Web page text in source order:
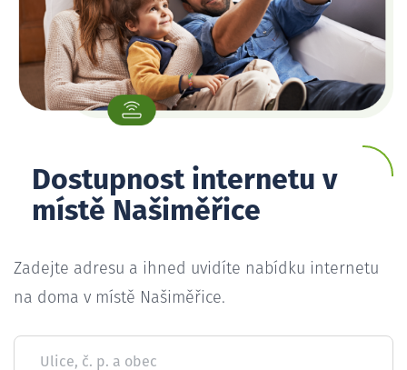
Dostupnost internetu v
místě Našiměřice
Zadejte adresu a ihned uvidíte nabídku internetu
na doma v místě Našiměřice.
Ulice, č. p. a obec